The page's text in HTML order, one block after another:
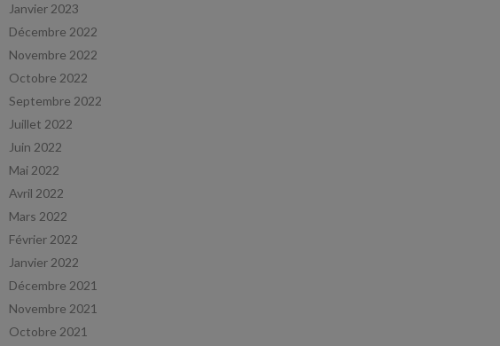
Janvier 2023
Décembre 2022
Novembre 2022
Octobre 2022
Septembre 2022
Juillet 2022
Juin 2022
Mai 2022
Avril 2022
Mars 2022
Février 2022
Janvier 2022
Décembre 2021
Novembre 2021
Octobre 2021